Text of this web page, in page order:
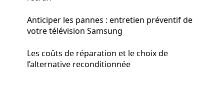
Anticiper les pannes : entretien préventif de
votre télévision Samsung
Les coûts de réparation et le choix de
l’alternative reconditionnée